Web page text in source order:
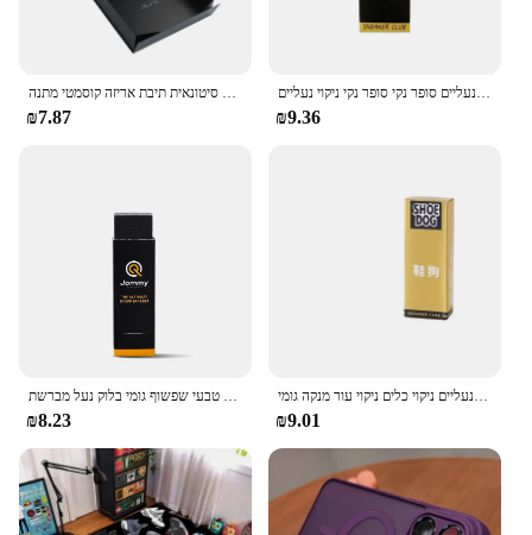
מט למינציה הסגר מגנטי מתקפל תיבות אריזת מתנה סיטונאית תיבת אריזה קוסמטי מתנה --- a10001
₪7.87
ניקוי נעליים סופר נקי סופר נקי ניקוי נעליים
₪9.36
ניקוי מחק עבור זמש כבש מט עור בד טיפול נעלי טיפול עור מנקה טבעי שפשוף גומי בלוק נעל מברשת
₪8.23
נעלי זמש ריזר נייד בד מעור בד עור נעליים ניקוי כלים ניקוי עור מנקה גומי
₪9.01